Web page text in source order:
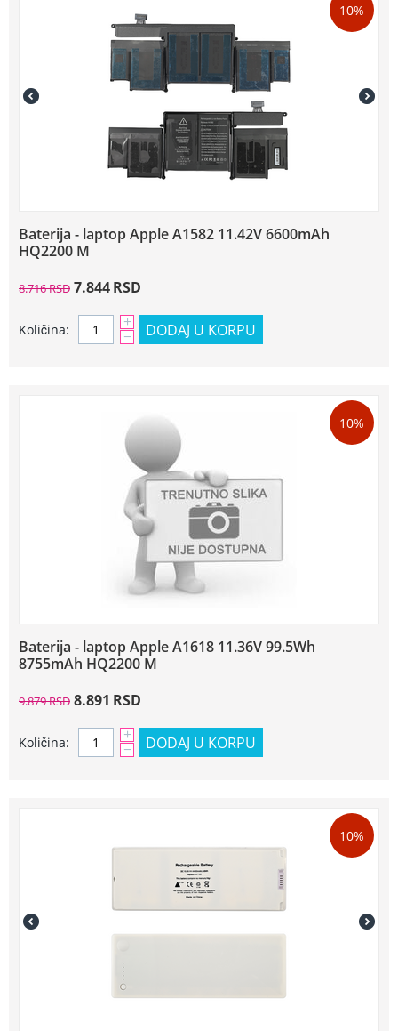
10%
Baterija - laptop Apple A1582 11.42V 6600mAh
HQ2200 M
8.716RSD 7.844RSD
Količina: +
− DODAJ U KORPU
10%
Baterija - laptop Apple A1618 11.36V 99.5Wh
8755mAh HQ2200 M
9.879RSD 8.891 RSD
Količina: +
− DODAJ U KORPU
10%